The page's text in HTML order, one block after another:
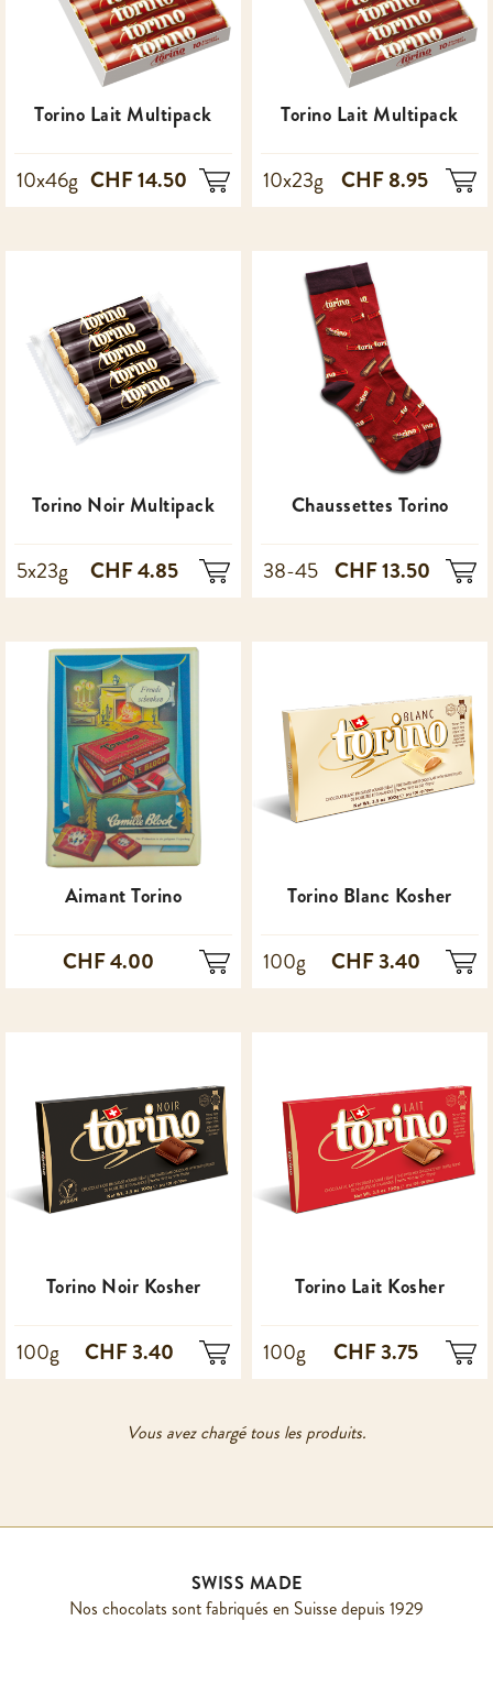
Torino Lait Multipack
10x46g CHF 14.50
Torino Lait Multipack
10x23g CHF 8.95
Torino Noir Multipack
5x23g CHF 4.85
Chaussettes Torino
38-45 CHF 13.50
Aimant Torino
CHF 4.00
Torino Blanc Kosher
100g CHF 3.40
Torino Noir Kosher
100g CHF 3.40
Torino Lait Kosher
100g CHF 3.75
Vous avez chargé tous les produits.
SWISS MADE
Nos chocolats sont fabriqués en Suisse depuis 1929